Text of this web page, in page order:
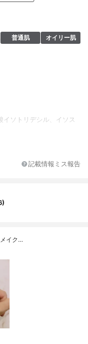
普通肌 オイリー肌
イソトリデシル、イソス
リセリルポリアシルアジ
ンチアフィクスインジカ
リリルメチコン、トコフ
ジメチコン、ハイドロゲ
酸化鉄、水酸化Al
記載情報ミス報告
イク…